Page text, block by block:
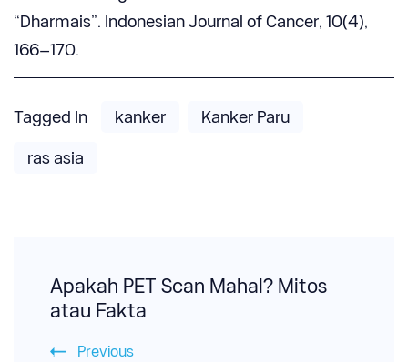
“Dharmais”. Indonesian Journal of Cancer, 10(4),
166–170.
Tagged In kanker Kanker Paru
ras asia
Navigation
Apakah PET Scan Mahal? Mitos
atau Fakta
Previous